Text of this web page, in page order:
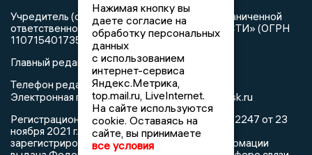
Учредитель (соучредители): Общество с ограниченной
ответственностью «РЕГИОНАЛЬНЫЕ НОВОСТИ» (ОГРН
1107154017354)
Главный редактор: Герцог Е.Г.
Телефон редакции: +7 903 699 9427
Электронная почта редакции:info@newslipetsk.ru
Регистрационный номер: серия Эл № ФС77-82247 от 23
ноября 2021 г. согласно выписке из реестра
зарегистрированных средств массовой информации
Нажимая кнопку вы
даете согласие на
обработку персональных
данных
с использованием
интернет-сервиса
Яндекс.Метрика,
top.mail.ru, LiveInternet.
На сайте используются
cookie. Оставаясь на
сайте, вы принимаете
все условия